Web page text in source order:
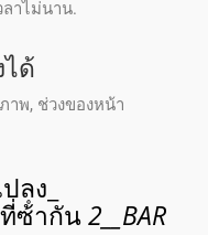
ลาไม่นาน.
ด้
าพ, ช่วงของหน้า
ง_
ที่ซ้ํากัน2__BAR